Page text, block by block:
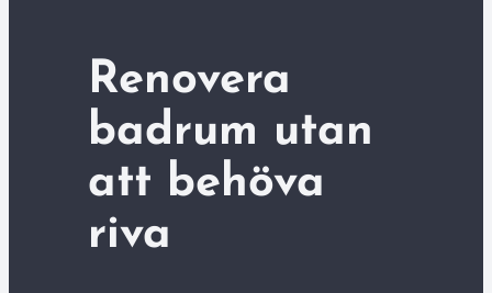
Renovera
badrum utan
att behöva
riva